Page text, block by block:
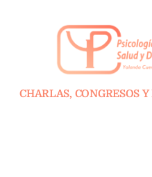
CHARLAS, CONGRESOS